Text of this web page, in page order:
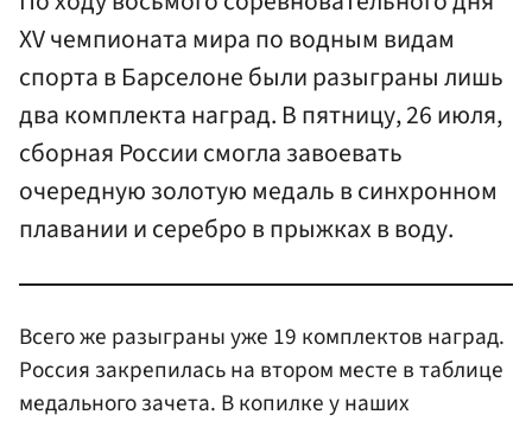
XV чемпионата мира по водным видам
спорта в Барселоне были разыграны лишь
два комплекта наград. В пятницу, 26 июля,
сборная России смогла завоевать
очередную золотую медаль в синхронном
плавании и серебро в прыжках в воду.
Всего же разыграны уже 19 комплектов наград.
Россия закрепилась на втором месте в таблице
медального зачета. В копилке у наших